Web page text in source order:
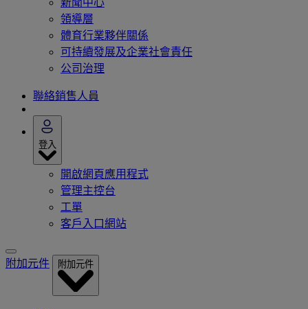
領導層
體育行業夥伴關係
可持續發展及企業社會責任
公司治理
聯絡銷售人員
登入
開啟網頁應用程式
管理主控台
工單
客戶入口網站
附加元件 附加元件